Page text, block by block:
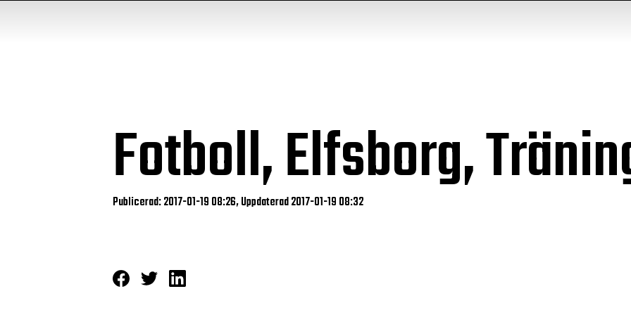
Fotboll, Elfsborg,
Publicerad: 2017-01-19 08:26, Uppdaterad 2017-01-19 08:32